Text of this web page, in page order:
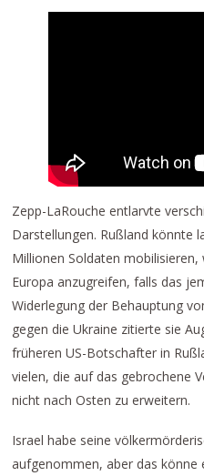
Zepp-LaRouche entlarvte
Darstellungen. Rußland könnte
Millionen Soldaten
Europa anzugreifen, falls das
Widerlegung der Behauptung
gegen die Ukraine zitierte sie
früheren US-Botschafter in
vielen, die auf das gebrochene
nicht nach Osten zu erweitern.
Israel habe seine
aufgenommen, aber das könne